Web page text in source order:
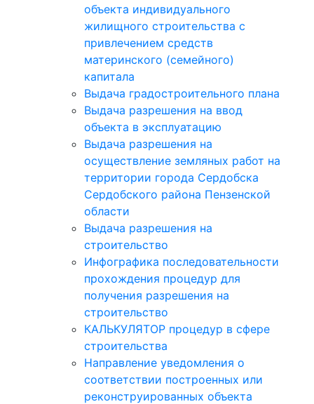
объекта индивидуального
жилищного строительства с
привлечением средств
материнского (семейного)
капитала
Выдача градостроительного плана
Выдача разрешения на ввод
объекта в эксплуатацию
Выдача разрешения на
осуществление земляных работ на
территории города Сердобска
Сердобского района Пензенской
области
Выдача разрешения на
строительство
Инфографика последовательности
прохождения процедур для
получения разрешения на
строительство
КАЛЬКУЛЯТОР процедур в сфере
строительства
Направление уведомления о
соответствии построенных или
реконструированных объекта